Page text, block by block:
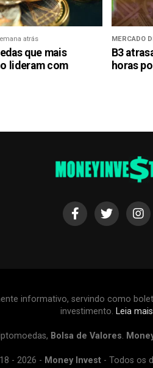
atrás
que mais
lideram com
MERCADO
B3
horas
informativo, servindo como
investimento. Leia mais
Bolsa de Valores.
- 2026 - Money Invest- Todos os